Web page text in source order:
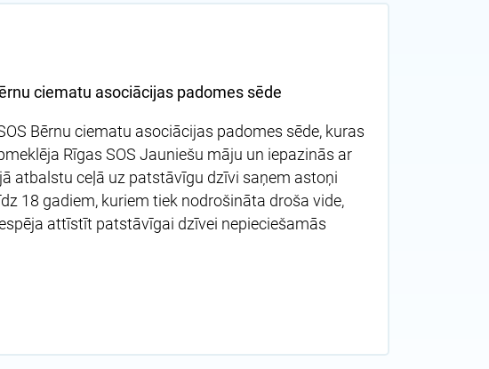
ciematu asociācijas padomes sēde
Bērnu ciematu asociācijas padomes sēde, kuras
Rīgas SOS Jauniešu māju un iepazinās ar
atbalstu ceļā uz patstāvīgu dzīvi saņem astoņi
18 gadiem, kuriem tiek nodrošināta droša vide,
attīstīt patstāvīgai dzīvei nepieciešamās